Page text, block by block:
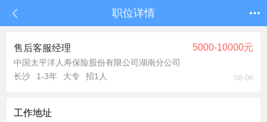
职位详情
售后客服经理 5000-10000元
中国太平洋人寿保险股份有限公司湖南分公司
长沙
1-3年 大专 招1人 08-06
工作地址